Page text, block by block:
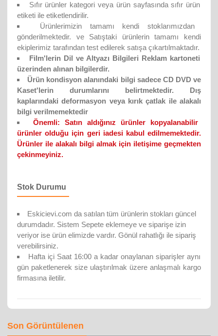
Sıfır ürünler kategori veya ürün sayfasında sıfır ürün
etiketi ile etiketlendirilir.
Ürünlerimizin tamamı kendi stoklarımızdan
gönderilmektedir. ve Satıştaki ürünlerin tamamı kendi
ekiplerimiz tarafından test edilerek satışa çıkartılmaktadır.
Film'lerin Dil ve Altyazı Bilgileri Reklam kartoneti
üzerinden alınan bilgilerdir.
Ürün kondisyon alanındaki bilgi sadece CD DVD ve
Kaset'lerin durumlarını belirtmektedir. Dış
kaplarındaki deformasyon veya kırık çatlak ile alakalı
bilgi verilmemektedir
Önemli:
Satın aldığınız ürünler kopyalanabilir
ürünler olduğu için geri iadesi kabul edilmemektedir.
Ürünler ile alakalı bilgi almak için iletişime geçmekten
çekinmeyiniz.
Stok Durumu
Eskicievi.com da satılan tüm ürünlerin stokları güncel
durumdadır. Sistem Sepete eklemeye ve siparişe izin
veriyor ise ürün elimizde vardır. Gönül rahatlığı ile sipariş
verebilirsiniz.
Hafta içi Saat 16:00 a kadar onaylanan siparişler aynı
gün paketlenerek size ulaştırılmak üzere anlaşmalı kargo
firmasına iletilir.
Son Görüntülenen